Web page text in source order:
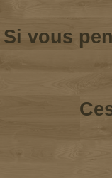
Si vous